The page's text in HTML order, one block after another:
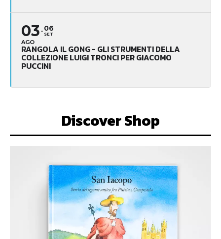
03
AGO
06
SET
RANGOLA IL GONG - GLI STRUMENTI DELLA
COLLEZIONE LUIGI TRONCI PER GIACOMO
PUCCINI
Discover Shop